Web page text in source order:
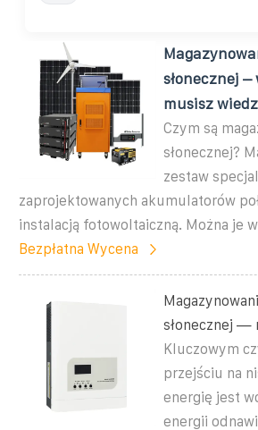
słonecznej –
musisz
Czym są
słonecznej?
zestaw
zaprojektowanych akumulatorów
instalacją fotowoltaiczną. Można je
Bezpłatna Wycena
słonecznej —
Kluczowym
przejściu na
energię jest
energii